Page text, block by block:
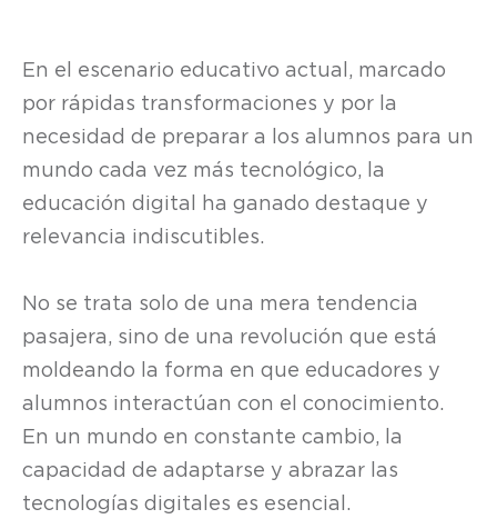
En el escenario educativo actual, marcado
por rápidas transformaciones y por la
necesidad de preparar a los alumnos para un
mundo cada vez más tecnológico, la
educación digital ha ganado destaque y
relevancia indiscutibles.
No se trata solo de una mera tendencia
pasajera, sino de una revolución que está
moldeando la forma en que educadores y
alumnos interactúan con el conocimiento.
En un mundo en constante cambio, la
capacidad de adaptarse y abrazar las
tecnologías digitales es esencial.